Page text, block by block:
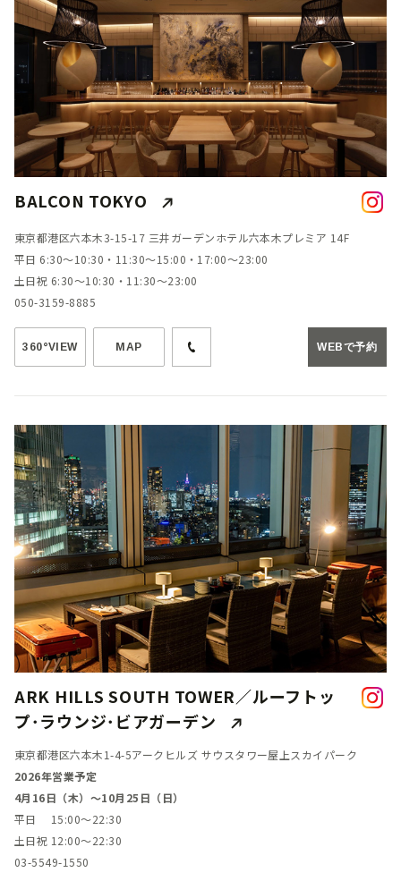
BALCON TOKYO
東京都港区六本木3-15-17 三井ガーデンホテル六本木プレミア 14F
平日 6:30～10:30・11:30～15:00・17:00～23:00
土日祝 6:30～10:30・11:30～23:00
050-3159-8885
360°VIEW MAP WEBで予約
ARK HILLS SOUTH TOWER／ルーフトッ
プ･ラウンジ･ビアガーデン
東京都港区六本木1-4-5アークヒルズ サウスタワー屋上スカイパーク
2026年営業予定
4月16日（木）～10月25日（日）
平日 15:00～22:30
土日祝 12:00～22:30
03-5549-1550